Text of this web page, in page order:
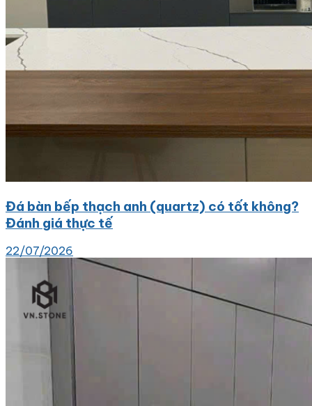
Đá bàn bếp thạch anh (quartz) có tốt không?
Đánh giá thực tế
22/07/2026